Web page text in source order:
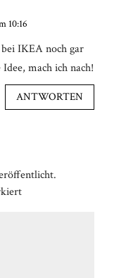
10:16
IKEA noch gar
mach ich nach!
ANTWORTEN